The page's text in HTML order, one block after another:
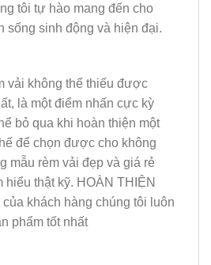
tôi tự hào mang đến cho
sống sinh động và hiện đại.
vải không thể thiếu được
là một điểm nhấn cực kỳ
bỏ qua khi hoàn thiện một
để chọn được cho không
mẫu rèm vải đẹp và giá rẻ
hiểu thật kỹ. HOÀN THIỆN
khách hàng chúng tôi luôn
phẩm tốt nhất